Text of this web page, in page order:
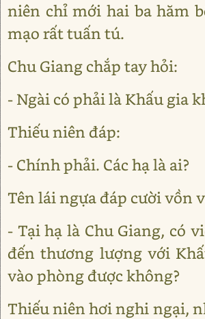
niên chỉ mới hai ba hăm
mạo rất tuấn tú.
Chu Giang chắp tay hỏi:
- Ngài có phải là Khấu gia
Thiếu niên đáp:
- Chính phải. Các hạ là ai?
Tên lái ngựa đáp cười vồn
- Tại hạ là Chu Giang, có
đến thương lượng với
vào phòng được không?
Thiếu niên hơi nghi ngại,